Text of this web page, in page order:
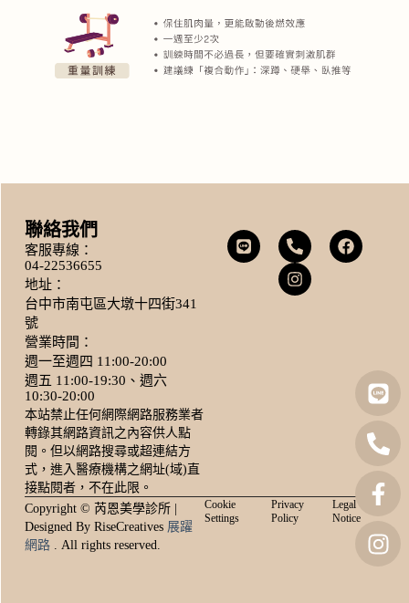
聯絡我們
客服專線：
04-22536655
地址：
台中市南屯區大墩十四街341
號
營業時間：
週一至週四 11:00-20:00
週五 11:00-19:30、週六
10:30-20:00
本站禁止任何網際網路服務業者
轉錄其網路資訊之內容供人點
閱。但以網路搜尋或超連結方
式，進入醫療機構之網址(域)直
接點閱者，不在此限。
Copyright © 芮恩美學診所 |
Designed By RiseCreatives 展躍
網路 . All rights reserved.
Cookie
Settings
Privacy
Policy
Legal
Notice